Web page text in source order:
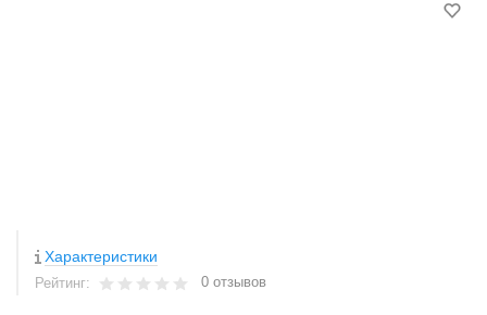
Характеристики
Рейтинг: 0 отзывов